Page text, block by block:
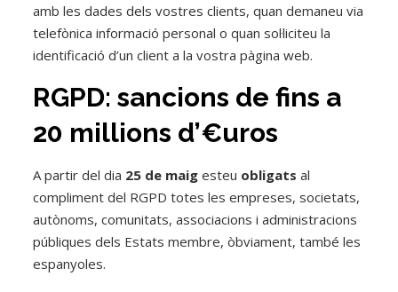
amb les dades dels vostres clients, quan demaneu via
telefònica informació personal o quan sol·liciteu la
identificació d’un client a la vostra pàgina web.
RGPD: sancions de fins a
20 millions d’€uros
A partir del dia 25 de maigesteu obligats al
compliment del RGPD totes les empreses, societats,
autònoms, comunitats, associacions i administracions
públiques dels Estats membre, òbviament, també les
espanyoles.